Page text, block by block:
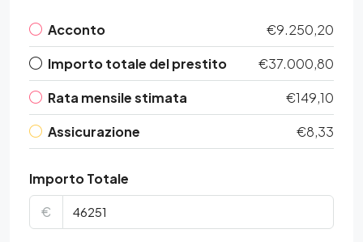
Acconto
€9.250,20
Importo totale del prestito
€37.000,80
Rata mensile stimata
€149,10
Assicurazione
€8,33
Importo Totale
€